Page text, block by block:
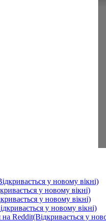
у новому вікні)
у новому вікні)
у новому вікні)
у новому вікні)
Reddit(Відкривається у